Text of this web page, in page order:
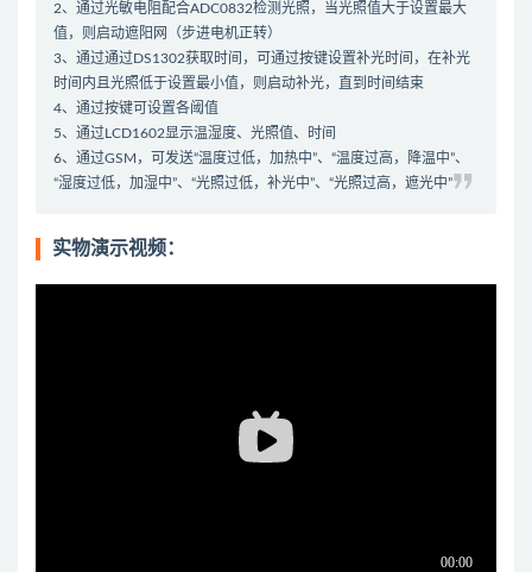
2、通过光敏电阻配合ADC0832检测光照，当光照值大于设置最大
值，则启动遮阳网（步进电机正转）
3、通过通过DS1302获取时间，可通过按键设置补光时间，在补光
时间内且光照低于设置最小值，则启动补光，直到时间结束
4、通过按键可设置各阈值
5、通过LCD1602显示温湿度、光照值、时间
6、通过GSM，可发送“温度过低，加热中”、“温度过高，降温中”、
“湿度过低，加湿中”、“光照过低，补光中”、“光照过高，遮光中”
实物演示视频：